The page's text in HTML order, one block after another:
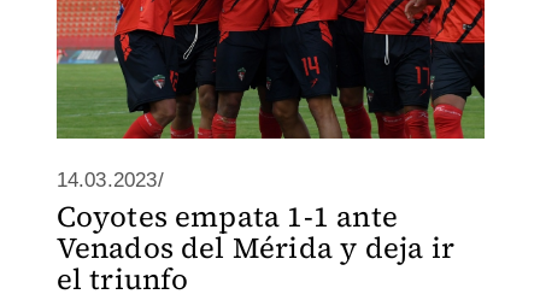
14.03.2023/
Coyotes empata 1-1 ante
Venados del Mérida y deja ir
el triunfo